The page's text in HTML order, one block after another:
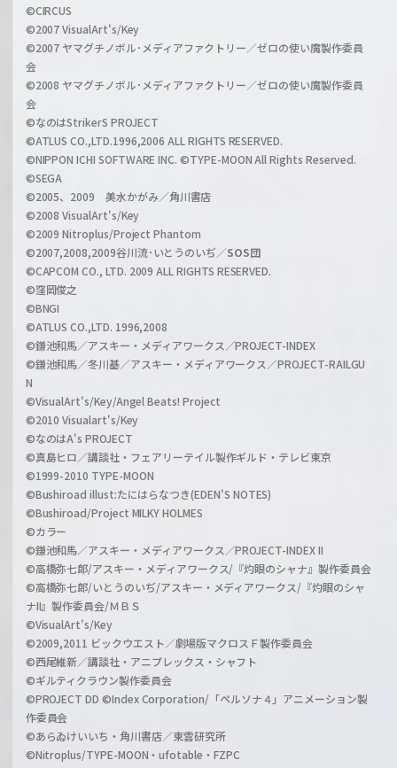
a
r
z
i
l
h
a
n
l
©CIRCUS
©2007 VisualArt's/Key
©2007 ヤマグチノボル･メディアファクトリー／ゼロの使い魔製作委員
会
©2008 ヤマグチノボル･メディアファクトリー／ゼロの使い魔製作委員
会
©なのはStrikerS PROJECT
©ATLUS CO.,LTD.1996,2006 ALL RIGHTS RESERVED.
©NIPPON ICHI SOFTWARE INC. ©TYPE-MOON All Rights Reserved.
©SEGA
©2005、2009 美水かがみ／角川書店
©2008 VisualArt's/Key
©2009 Nitroplus/Project Phantom
©2007,2008,2009谷川流･いとうのいぢ／SOS団
©CAPCOM CO., LTD. 2009 ALL RIGHTS RESERVED.
©窪岡俊之
©BNGI
©ATLUS CO.,LTD. 1996,2008
©鎌池和馬／アスキー・メディアワークス／PROJECT-INDEX
©鎌池和馬／冬川基／アスキー・メディアワークス／PROJECT-RAILGU
N
©VisualArt's/Key/Angel Beats! Project
©2010 Visualart's/Key
©なのはA's PROJECT
©真島ヒロ／講談社・フェアリーテイル製作ギルド・テレビ東京
©1999-2010 TYPE-MOON
©Bushiroad illust:たにはらなつき(EDEN'S NOTES)
©Bushiroad/Project MILKY HOLMES
©カラー
©鎌池和馬／アスキー・メディアワークス／PROJECT-INDEX II
©高橋弥七郎/アスキー・メディアワークス/『灼眼のシャナ』製作委員会
©高橋弥七郎/いとうのいぢ/アスキー・メディアワークス/『灼眼のシャ
ナII』製作委員会/ＭＢＳ
©VisualArt's/Key
©2009,2011 ビックウエスト／劇場版マクロスＦ製作委員会
©西尾維新／講談社・アニプレックス・シャフト
©ギルティクラウン製作委員会
©PROJECT DD ©Index Corporation/「ペルソナ４」アニメーション製
作委員会
©あらゐけいいち・角川書店／東雲研究所
©Nitroplus/TYPE-MOON・ufotable・FZPC